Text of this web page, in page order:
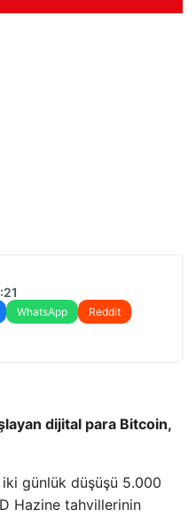
WhatsApp
Reddit
dijital para Bitcoin,
günlük düşüşü 5.000
Hazine tahvillerinin